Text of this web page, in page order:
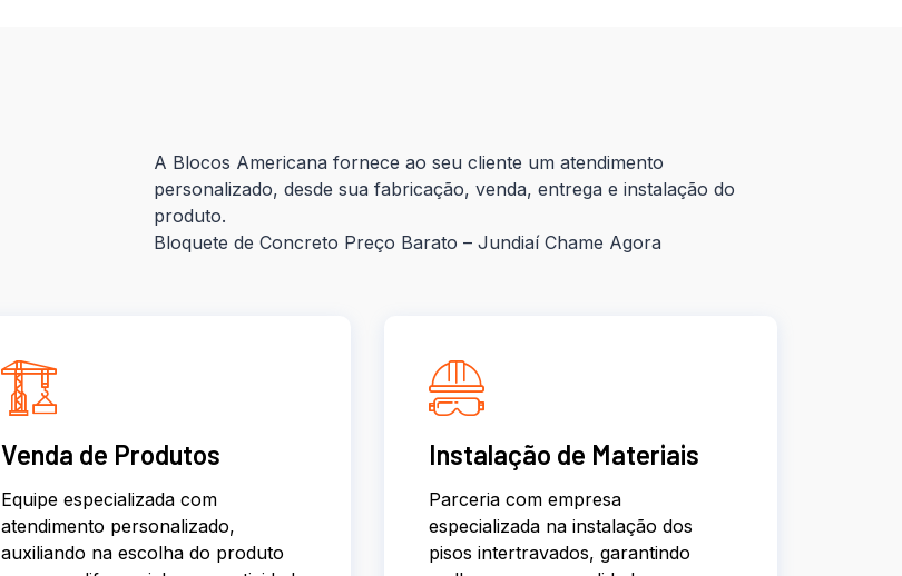
A Blocos Americana fornece ao seu cliente um atendimento
personalizado, desde sua fabricação, venda, entrega e instalação do
produto.
Bloquete de Concreto Preço Barato – Jundiaí Chame Agora
Venda de Produtos
Equipe especializada com
atendimento personalizado,
auxiliando na escolha do produto
Instalação de Materiais
Parceria com empresa
especializada na instalação dos
pisos intertravados, garantindo